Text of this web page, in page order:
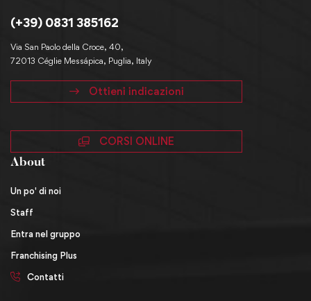
(+39) 0831 385162
Via San Paolo della Croce, 40,
72013 Céglie Messápica, Puglia, Italy
Ottieni indicazioni
CORSI ONLINE
About
Un po' di noi
Staff
Entra nel gruppo
Franchising Plus
Contatti